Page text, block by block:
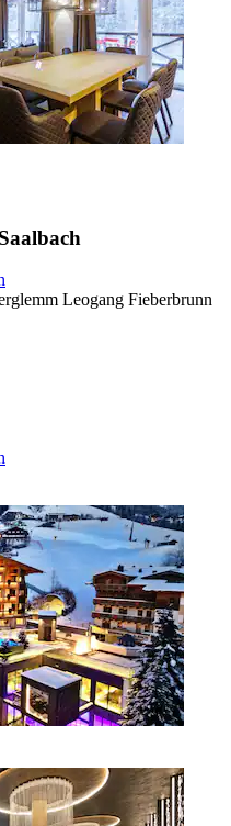
Leogang Fieberbrunn